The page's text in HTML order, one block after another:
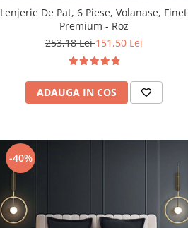
Lenjerie De Pat, 6 Piese, Volanase, Finet
Premium - Roz
253,18 Lei151,50 Lei
ADAUGA IN COS
-40%